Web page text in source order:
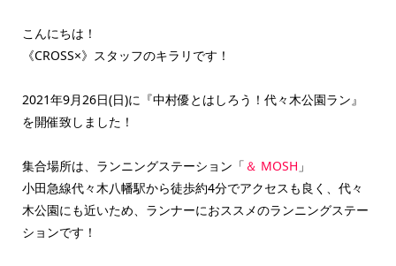
こんにちは！
《CROSS×》スタッフのキラリです！
2021年9月26日(日)に『中村優とはしろう！代々木公園ラン』
を開催致しました！
集合場所は、ランニングステーション「 ＆ MOSH 」
小田急線代々木八幡駅から徒歩約4分でアクセスも良く、代々
木公園にも近いため、ランナーにおススメのランニングステー
ションです！